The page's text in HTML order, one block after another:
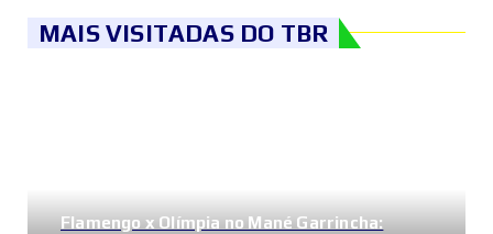
MAIS VISITADAS DO TBR
Flamengo x Olímpia no Mané Garrincha: